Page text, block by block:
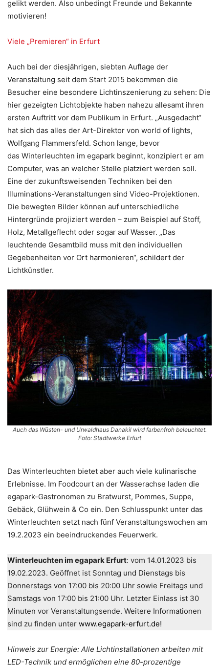
gelikt werden. Also unbedingt Freunde und Bekannte
motivieren!
Viele „Premieren“ in Erfurt
Auch bei der diesjährigen, siebten Auflage der
Veranstaltung seit dem Start 2015 bekommen die
Besucher eine besondere Lichtinszenierung zu sehen: Die
hier gezeigten Lichtobjekte haben nahezu allesamt ihren
ersten Auftritt vor dem Publikum in Erfurt. „Ausgedacht“
hat sich das alles der Art-Direktor von world of lights,
Wolfgang Flammersfeld. Schon lange, bevor
das Winterleuchten im egapark beginnt, konzipiert er am
Computer, was an welcher Stelle platziert werden soll.
Eine der zukunftsweisenden Techniken bei den
Illuminations-Veranstaltungen sind Video-Projektionen.
Die bewegten Bilder können auf unterschiedliche
Hintergründe projiziert werden – zum Beispiel auf Stoff,
Holz, Metallgeflecht oder sogar auf Wasser. „Das
leuchtende Gesamtbild muss mit den individuellen
Gegebenheiten vor Ort harmonieren“, schildert der
Lichtkünstler.
Auch das Wüsten- und Urwaldhaus Danakil wird farbenfroh beleuchtet.
Foto: Stadtwerke Erfurt
Das Winterleuchten bietet aber auch viele kulinarische
Erlebnisse. Im Foodcourt an der Wasserachse laden die
egapark-Gastronomen zu Bratwurst, Pommes, Suppe,
Gebäck, Glühwein & Co ein. Den Schlusspunkt unter das
Winterleuchten setzt nach fünf Veranstaltungswochen am
19.2.2023 ein beeindruckendes Feuerwerk.
Winterleuchten im egapark Erfurt: vom 14.01.2023 bis
19.02.2023. Geöffnet ist Sonntag und Dienstags bis
Donnerstags von 17:00 bis 20:00 Uhr sowie Freitags und
Samstags von 17:00 bis 21:00 Uhr. Letzter Einlass ist 30
Minuten vor Veranstaltungsende. Weitere Informationen
sind zu finden unter www.egapark-erfurt.de!
Hinweis zur Energie: Alle Lichtinstallationen arbeiten mit
LED-Technik und ermöglichen eine 80-prozentige